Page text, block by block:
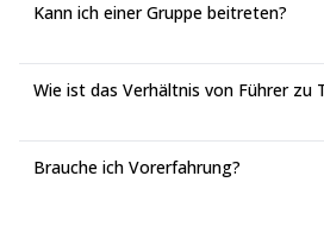
Kann ich einer Gruppe beitreten?
Wie ist das Verhältnis von Führer zu
Brauche ich Vorerfahrung?